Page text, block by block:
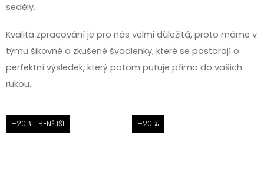
seděly.
Kvalita zpracování je pro nás velmi důležitá, proto máme v
týmu šikovné a zkušené švadlenky, které se postarají o
perfektní výsledek, který potom putuje přímo do vašich
rukou.
NEJOBLÍBENĚJŠÍ
–20 % –20 %